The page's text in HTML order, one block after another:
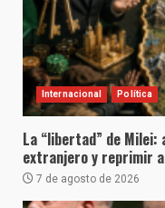
Internacional Política
La “libertad” de
extranjero y reprimir
7 de agosto de 2026